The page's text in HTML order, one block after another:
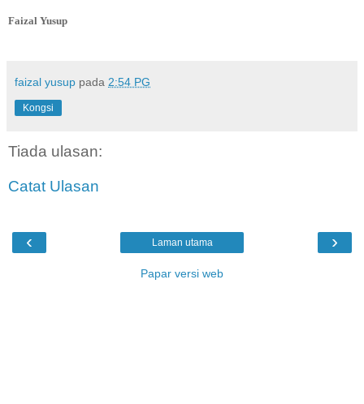
Faizal Yusup
faizal yusup pada 2:54 PG
Kongsi
Tiada ulasan:
Catat Ulasan
‹ ›
Laman utama
Papar versi web